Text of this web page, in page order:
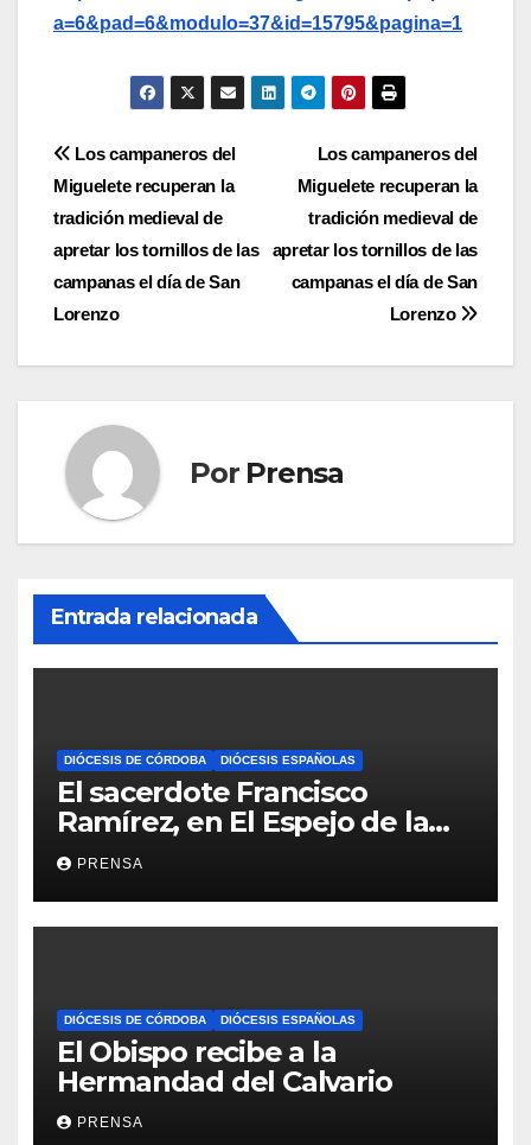
a=6&pad=6&modulo=37&id=15795&pagina=1
Navegación
de
entradas
Los campaneros del
Miguelete recuperan la
tradición medieval de
apretar los tornillos de las
campanas el día de San
Lorenzo
Los campaneros del
Miguelete recuperan la
tradición medieval de
apretar los tornillos de las
campanas el día de San
Lorenzo
Por Prensa
Entrada relacionada
DIÓCESIS DE CÓRDOBA DIÓCESIS ESPAÑOLAS
El sacerdote Francisco
Ramírez, en El Espejo de la
Iglesia
PRENSA
DIÓCESIS DE CÓRDOBA DIÓCESIS ESPAÑOLAS
El Obispo recibe a la
Hermandad del Calvario
PRENSA